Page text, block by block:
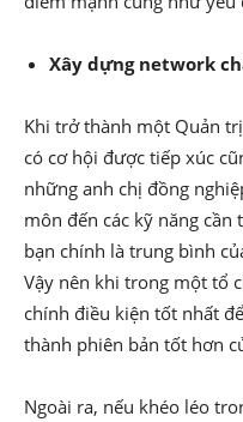
Xây dựng network
Khi trở thành một Quản
có cơ hội được tiếp xúc
những anh chị đồng
môn đến các kỹ năng
bạn chính là trung bình
Vậy nên khi trong một tổ
chính điều kiện tốt nhất
thành phiên bản tốt hơn
Ngoài ra, nếu khéo léo